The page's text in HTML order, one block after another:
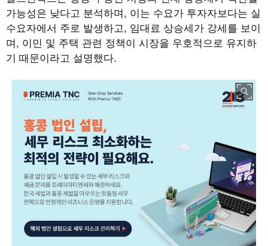
가능성은 낮다고 분석하며, 이는 수요가 투자자보다는 실
수요자에서 주로 발생하고, 임대료 상승세가 강세를 보이
며, 이민 및 주택 관련 정책이 시장을 우호적으로 유지하
기 때문이라고 설명했다.